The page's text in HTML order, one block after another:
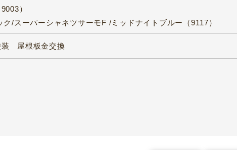
）
ク/スーパーシャネツサーモF /ミッドナイトブルー（9117）
装 屋根板金交換